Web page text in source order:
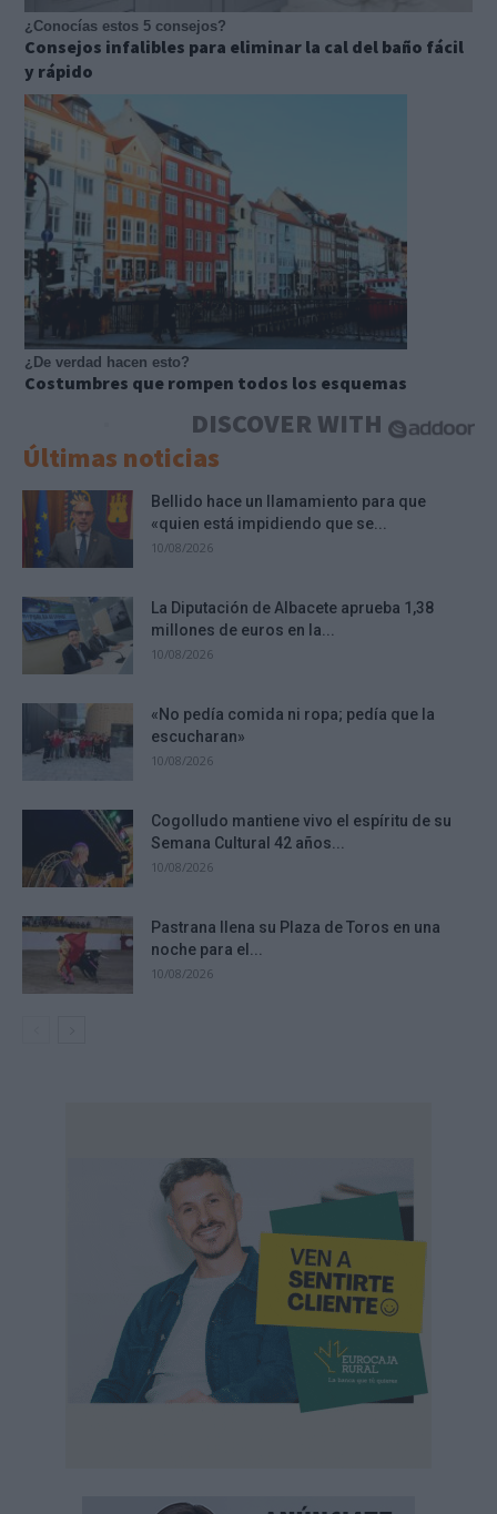
¿Conocías estos 5 consejos?
Consejos infalibles para eliminar la cal del baño fácil
y rápido
¿De verdad hacen esto?
Costumbres que rompen todos los esquemas
DISCOVER WITH
Últimas noticias
Bellido hace un llamamiento para que
«quien está impidiendo que se...
10/08/2026
La Diputación de Albacete aprueba 1,38
millones de euros en la...
10/08/2026
«No pedía comida ni ropa; pedía que la
escucharan»
10/08/2026
Cogolludo mantiene vivo el espíritu de su
Semana Cultural 42 años...
10/08/2026
Pastrana llena su Plaza de Toros en una
noche para el...
10/08/2026